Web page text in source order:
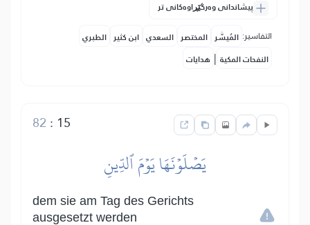
پیشاندانی وەرگێڕاوەکانی تر
التفاسير: المُيسَّر المختصر السعدي ابن كثير الطبري
النفحات المكية | هدايات
15
:
82
يَصۡلَوۡنَهَا يَوۡمَ ٱلدِّينِ
dem sie am Tag des Gerichts
ausgesetzt werden